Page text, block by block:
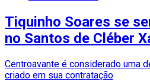
Tiquinho Soares se
no Santos de Cléber
Centroavante é considerado uma
criado em sua contratação